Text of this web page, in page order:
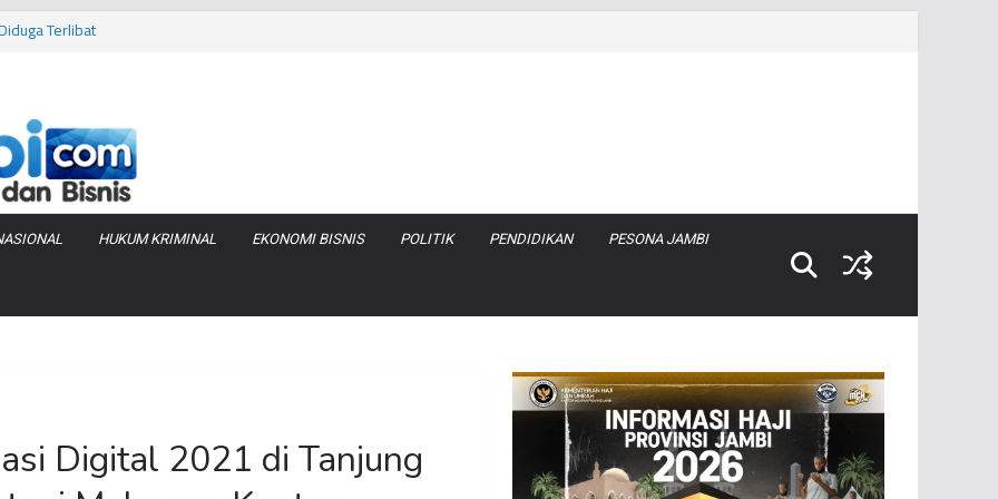
Terlibat
Jadi Rp
Zenix di
HUKUM KRIMINAL EKONOMI BISNIS POLITIK PENDIDIKAN PESONA JAMBI
Digital 2021 di Tanjung